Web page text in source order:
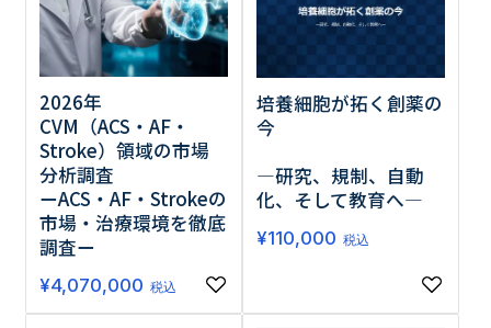
2026年
CVM（ACS・AF・
Stroke）領域の市場
分析調査
ーACS・AF・Strokeの
市場・治療環境を徹底
調査ー
¥4,070,000 税込
培養細胞が拓く創薬の
今
―研究、規制、自動
化、そして教育へ―
¥110,000 税込